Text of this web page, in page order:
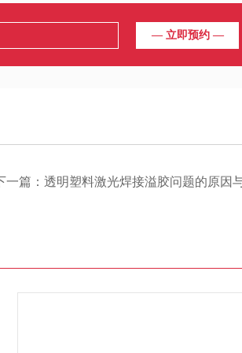
一篇： 透明塑料激光焊接溢胶问题的原因